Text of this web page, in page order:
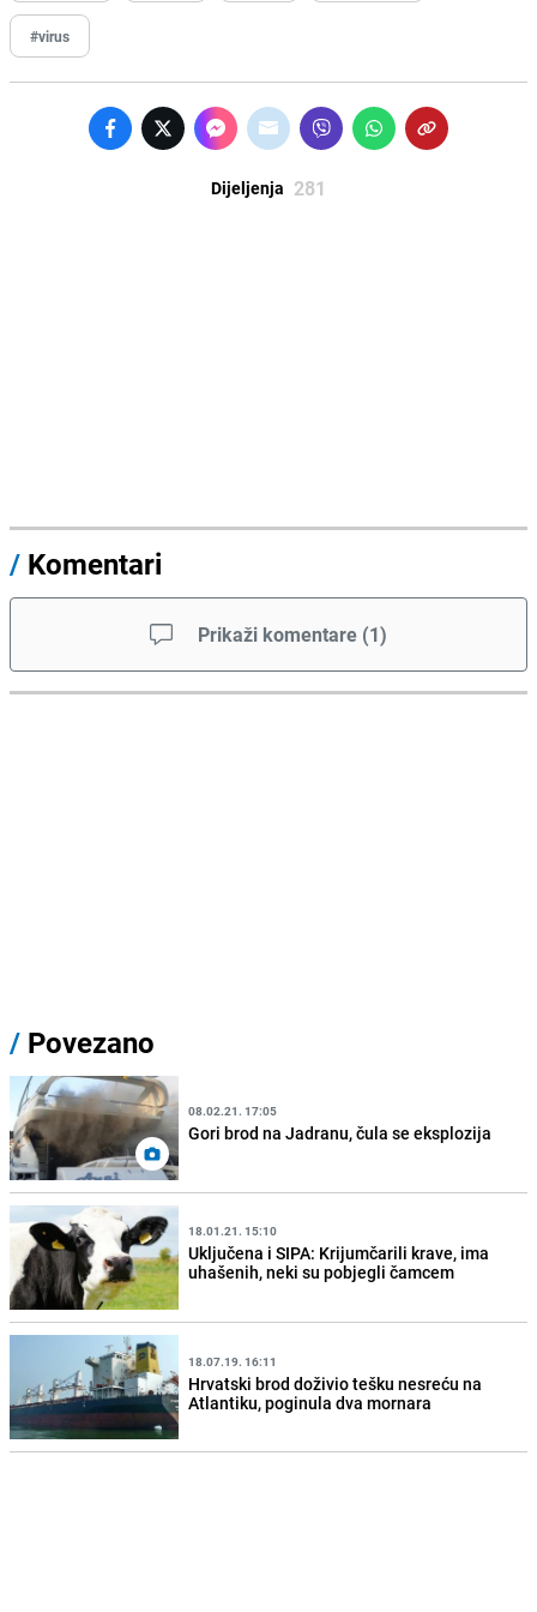
#virus
Dijeljenja 281
/ Komentari
Prikaži komentare (1)
/ Povezano
08.02.21. 17:05
Gori brod na Jadranu, čula se eksplozija
18.01.21. 15:10
Uključena i SIPA: Krijumčarili krave, ima
uhašenih, neki su pobjegli čamcem
18.07.19. 16:11
Hrvatski brod doživio tešku nesreću na
Atlantiku, poginula dva mornara